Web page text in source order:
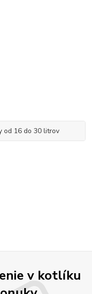
od 16 do 30 litrov
v kotlíku